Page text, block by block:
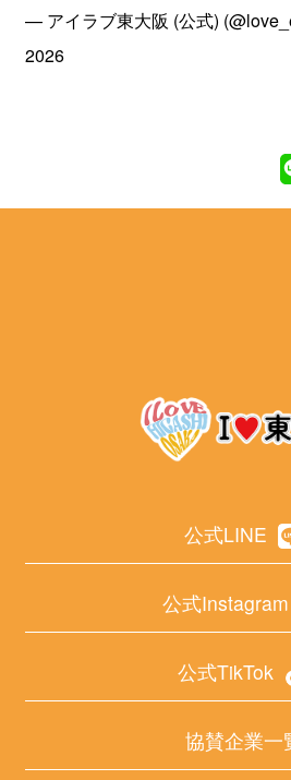
— アイラブ東大阪 (公式)
2026
公式LINE
公式Instagram
公式TikTok
協賛企業一